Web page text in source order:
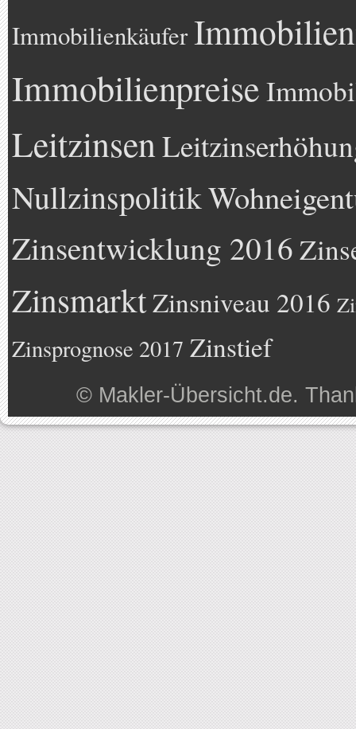
Immobilienkäufer
Immobilienpreise
Leitzinsen
Nullzinspolitik
Zinsentwicklung 2016
ZinsmarktZinsniveau 2016
Zinsprognose 2017 Zinstief
© Makler-Übersicht.de.